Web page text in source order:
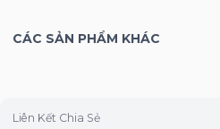
CÁC SẢN PHẨM KHÁC
Liên Kết Chia Sẻ